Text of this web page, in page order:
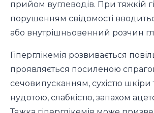
прийом вуглеводів. При тяжкій
порушенням свідомості
або внутрішньовенний розчин
Гіперглікемія розвивається
проявляється посиленою
сечовипусканням, сухістю шкіри
нудотою, слабкістю, запахом